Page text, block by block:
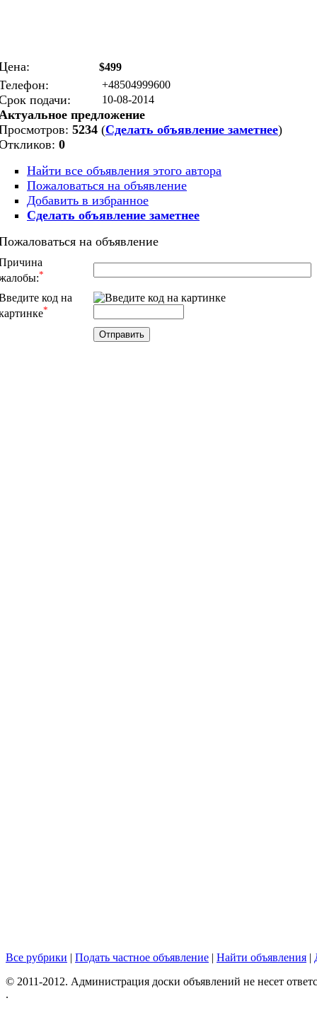
$499
+48504999600
подачи: 10-08-2014
предложение
5234 (Сделать объявление заметнее)
0
Найти все объявления этого автора
Пожаловаться на объявление
Добавить в избранное
Сделать объявление заметнее
на объявление
*
код на
*
Все рубрики | Подать частное объявление | Найти объявления |
© 2011-2012. Администрация доски объявлений не несет
.